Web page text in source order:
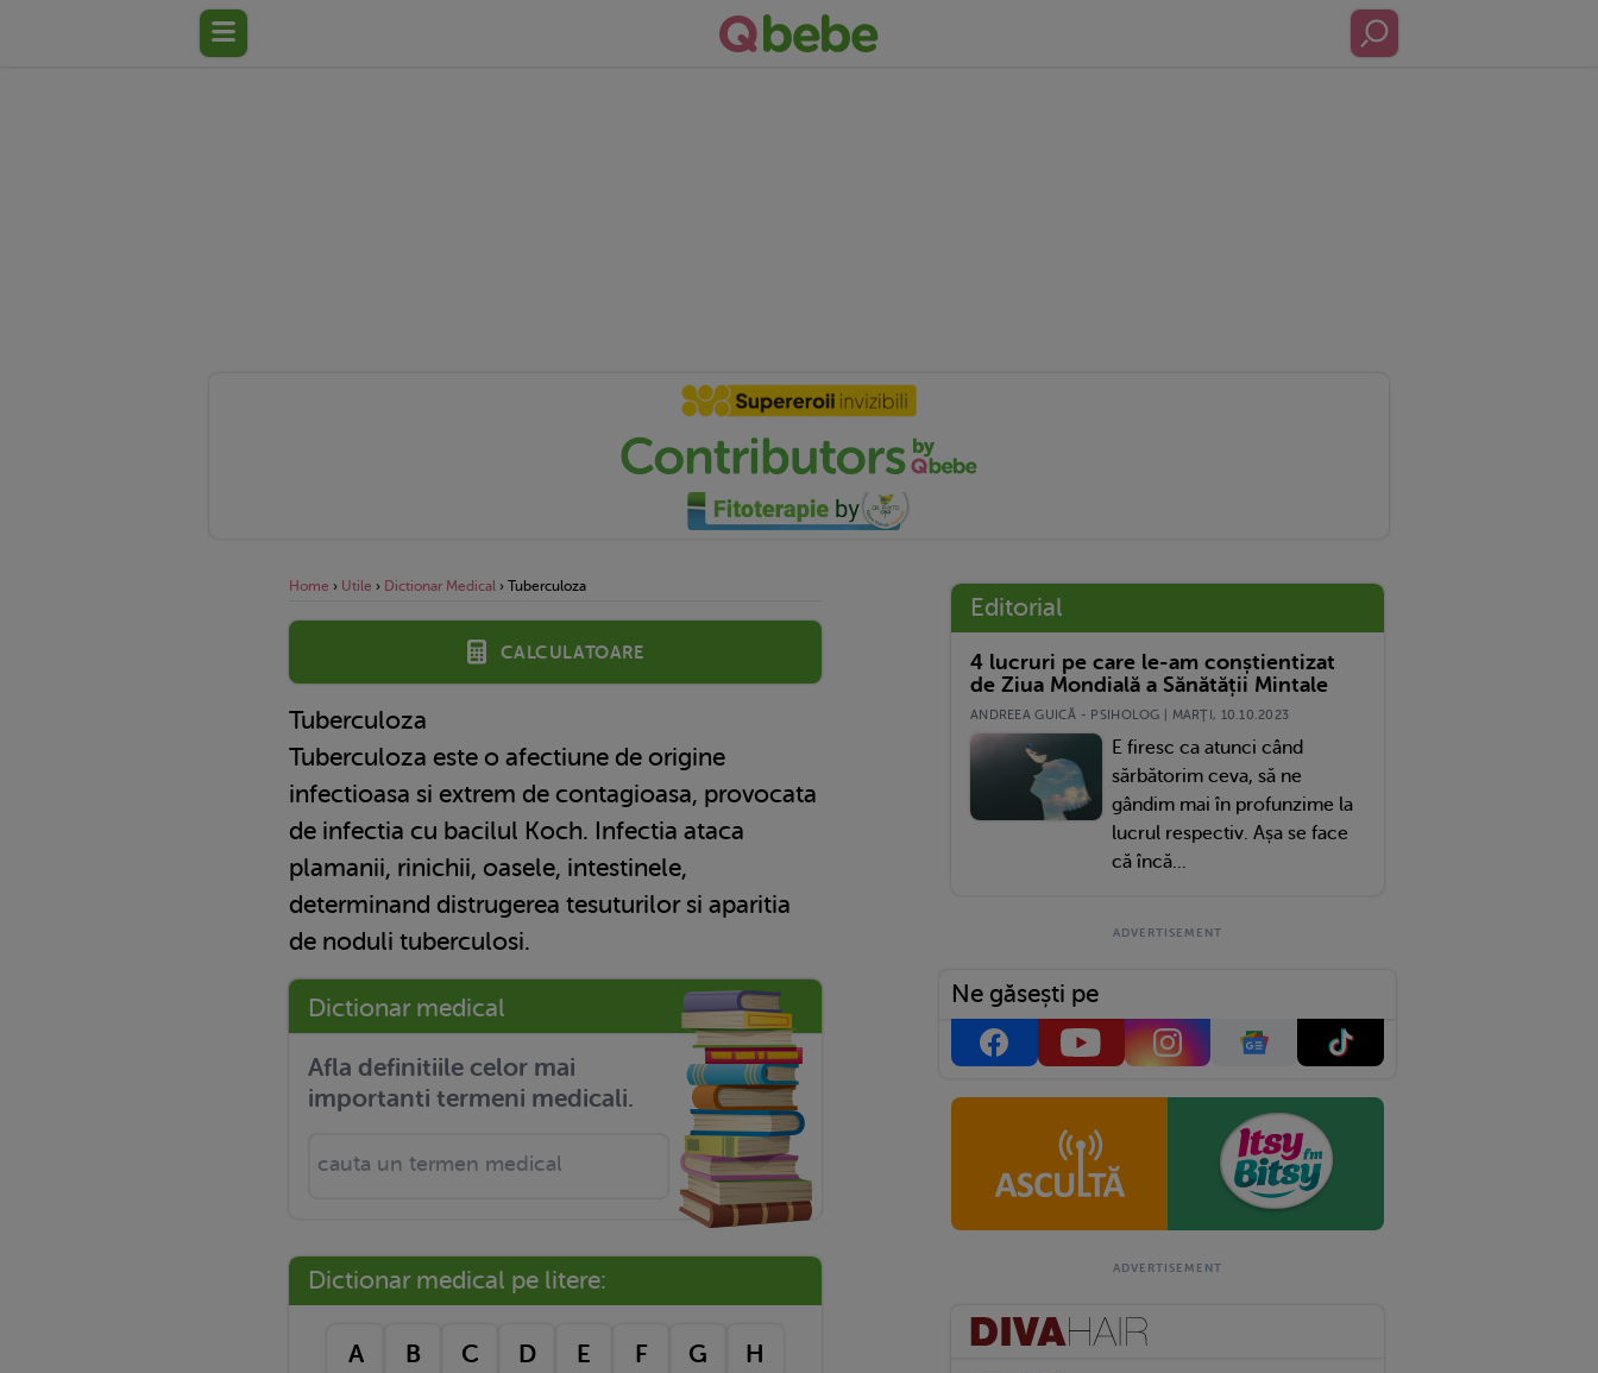
Home › Utile › Dictionar Medical › Tuberculoza
Calculatoare
Tuberculoza
Tuberculoza este o afectiune de origine
infectioasa si extrem de contagioasa, provocata
de infectia cu bacilul Koch. Infectia ataca
plamanii, rinichii, oasele, intestinele,
determinand distrugerea tesuturilor si aparitia
de noduli tuberculosi.
Dictionar medical
Afla definitiile celor mai
importanti termeni medicali.
Dictionar medical pe litere:
A B C D E F G H
Editorial
4 lucruri pe care le-am conștientizat
de Ziua Mondială a Sănătății Mintale
ANDREEA GUICĂ - PSIHOLOG | MARŢI, 10.10.2023
E firesc ca atunci când
sărbătorim ceva, să ne
gândim mai în profunzime la
lucrul respectiv. Așa se face
că încă...
Ne găsești pe